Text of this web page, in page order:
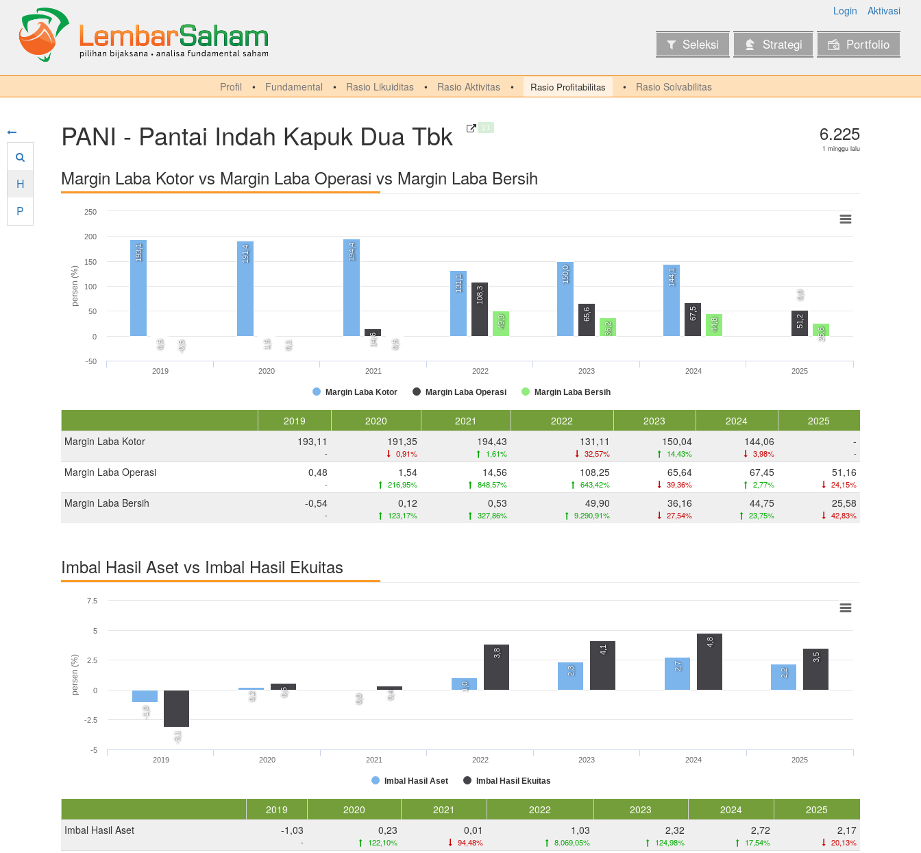
Login Aktivasi
Seleksi Strategi Portfolio
Profil Fundamental Rasio Likuiditas Rasio Aktivitas Rasio Profitabilitas Rasio Solvabilitas
H
P
PANI - Pantai Indah Kapuk Dua Tbk Q1 6.225
1 minggu lalu
Margin Laba Kotor vs Margin Laba Operasi vs Margin Laba Bersih
persen (%)
193,1 191,4
194,4
131,1
150,0 144,1
0,0
0,5 1,5 14,6
108,3
65,6 67,5
51,2
-0,5 0,1 0,5
49,9 36,2 44,8
25,6
Margin Laba Kotor Margin Laba Operasi Margin Laba Bersih
2019 2020 2021 2022 2023 2024 2025
-50
0
50
100
150
200
250
2019 2020 2021 2022 2023 2024
2025
Margin Laba Kotor
193,11
-
191,35
0,91%
194,43
1,61%
131,11
32,57%
150,04
14,43%
144,06
3,98%
-
-
Margin Laba Operasi 0,48
-
1,54
216,95%
14,56
848,57%
108,25
643,42%
65,64
39,36%
67,45
2,77%
51,16
24,15%
Margin Laba Bersih -0,54
-
0,12
123,17%
0,53
327,86%
49,90
9.290,91%
36,16
27,54%
44,75
23,75%
25,58
42,83%
Imbal Hasil Aset vs Imbal Hasil Ekuitas
persen (%)
-1,0
0,2 0,0
1,0
2,3 2,7
2,2
-3,1
0,6 0,4
3,8 4,1
4,8
3,5
Imbal Hasil Aset Imbal Hasil Ekuitas
2019 2020 2021 2022 2023 2024 2025
-5
-2.5
0
2.5
5
7.5
2019 2020 2021 2022 2023 2024
2025
Imbal Hasil Aset
-1,03
-
0,23
122,10%
0,01
94,48%
1,03
8.069,05%
2,32
124,98%
2,72
17,54%
2,17
20,13%